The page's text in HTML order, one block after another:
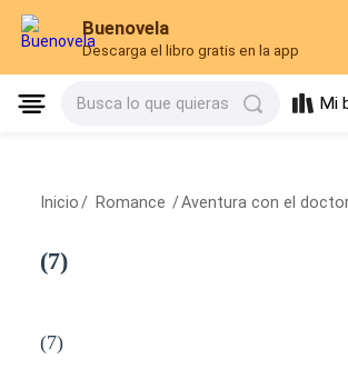
Buenovela
Descarga el libro gratis en la app
Busca lo que quieras Mi
Inicio / Romance /Aventura con el
(7)
(7)